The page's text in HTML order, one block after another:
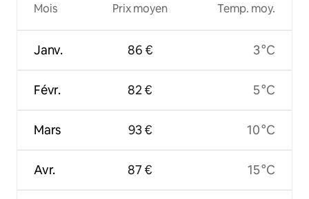
Mois
Janv.
Févr.
Mars
Avr.
Prix moyen
86 €
82 €
93 €
87 €
Temp. moy.
3 °C
5 °C
10 °C
15 °C